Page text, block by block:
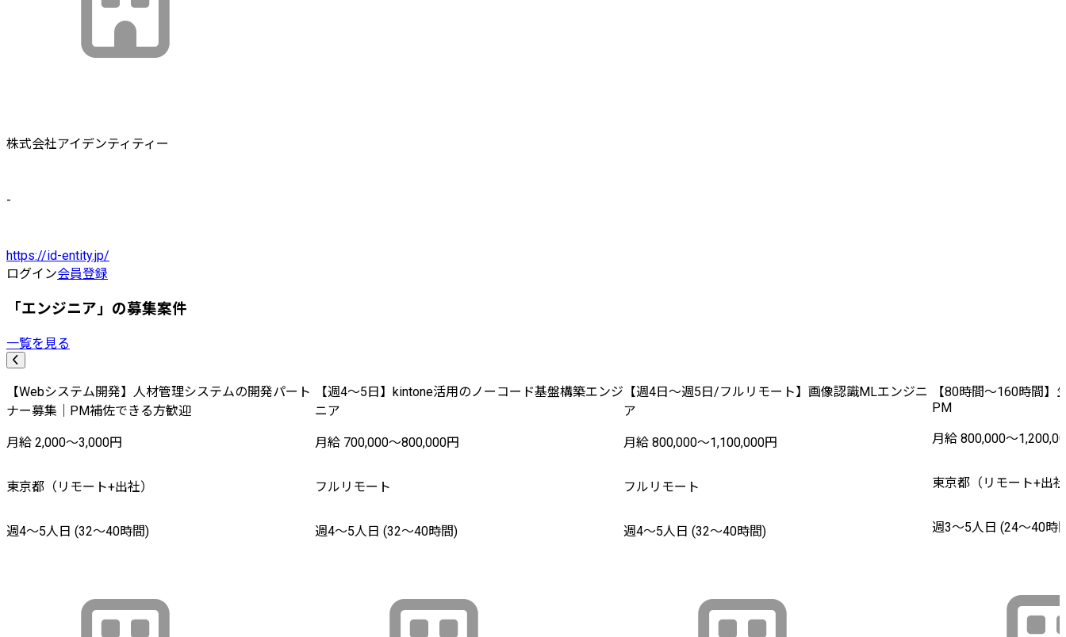
株式会社アイデンティティー
-
https://id-entity.jp/
ログイン会員登録
「エンジニア」の募集案件
一覧を見る
【Webシステム開発】人材管理システムの開発パート
ナー募集｜PM補佐できる方歓迎
月給 2,000〜3,000円
東京都（リモート+出社）
週4〜5人日 (32〜40時間)
【週4〜5日】kintone活用のノーコード基盤構築エンジ
ニア
月給 700,000〜800,000円
フルリモート
週4〜5人日 (32〜40時間)
【週4日〜週5日/フルリモート】画像認識MLエンジニ
ア
月給 800,000〜1,100,000円
フルリモート
週4〜5人日 (32〜40時間)
【80時間～160時間
PM
月給 800,000〜
東京都（リモート+出
週3〜5人日 (24〜40時